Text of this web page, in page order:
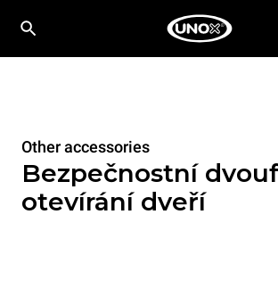
Other accessories
Bezpečnostní
otevírání dveří